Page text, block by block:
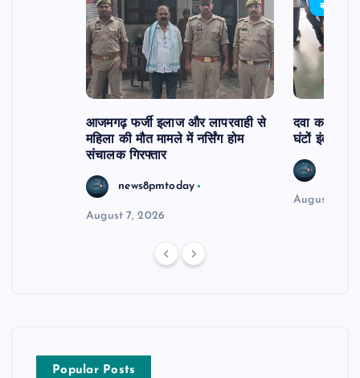
आजमगढ़ फर्जी इलाज और लापरवाही से
महिला की मौत मामले में नर्सिंग होम
संचालक गिरफ्तार
news8pmtoday
August 7, 2026
बड़ी खबर
दवा कक्ष में
घंटों इंतजार
August 6,
Popular Posts